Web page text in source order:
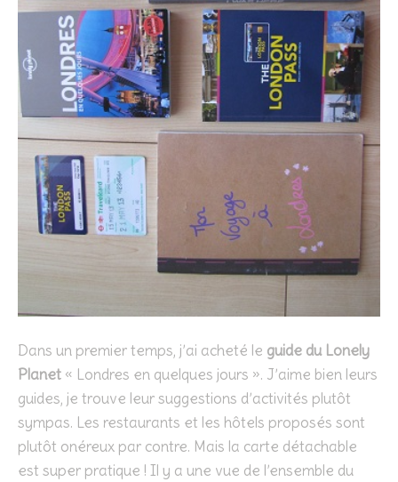
Dans un premier temps, j’ai acheté le guide du Lonely
Planet « Londres en quelques jours ». J’aime bien leurs
guides, je trouve leur suggestions d’activités plutôt
sympas. Les restaurants et les hôtels proposés sont
plutôt onéreux par contre. Mais la carte détachable
est super pratique ! Il y a une vue de l’ensemble du